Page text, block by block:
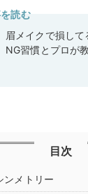
読む
眉メイクで損し
NG習慣とプロが
目次
ンメトリー